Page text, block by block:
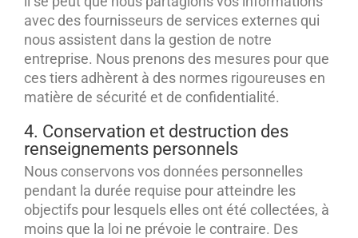
avec des fournisseurs de services externes qui
nous assistent dans la gestion de notre
entreprise. Nous prenons des mesures pour que
ces tiers adhèrent à des normes rigoureuses en
matière de sécurité et de confidentialité.
4. Conservation et destruction des
renseignements personnels
Nous conservons vos données personnelles
pendant la durée requise pour atteindre les
objectifs pour lesquels elles ont été collectées, à
moins que la loi ne prévoie le contraire. Des